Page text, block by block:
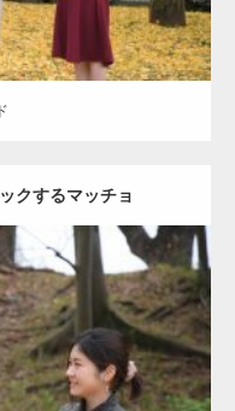
クするマッチョ
細マッチョ) 上腕三頭筋